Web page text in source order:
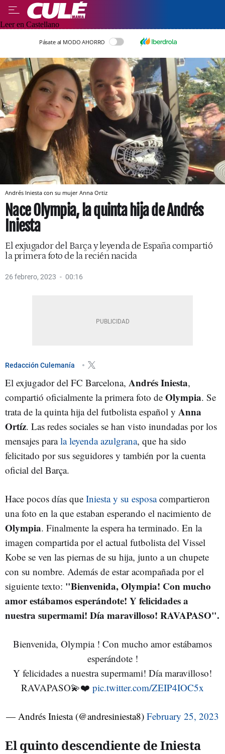
Leer en Castellano
Pásate al MODO AHORRO
Andrés Iniesta con su mujer Anna Ortiz
Nace Olympia, la quinta hija de Andrés
Iniesta
El exjugador del Barça y leyenda de España compartió
la primera foto de la recién nacida
26 febrero, 2023 00:16
Redacción Culemanía
El exjugador del FC Barcelona, Andrés Iniesta,
compartió oficialmente la primera foto de Olympia. Se
trata de la quinta hija del futbolista español y Anna
Ortíz. Las redes sociales se han visto inundadas por los
mensajes parala leyenda azulgrana, que ha sido
felicitado por sus seguidores y también por la cuenta
oficial del Barça.
Hace pocos días que Iniesta y su esposacompartieron
una foto en la que estaban esperando el nacimiento de
Olympia. Finalmente la espera ha terminado. En la
imagen compartida por el actual futbolista del Vissel
Kobe se ven las piernas de su hija, junto a un chupete
con su nombre. Además de estar acompañada por el
siguiente texto: "Bienvenida, Olympia! Con mucho
amor estábamos esperándote! Y felicidades a
nuestra supermami! Día maravilloso! RAVAPASO".
Bienvenida, Olympia ! Con mucho amor estábamos
esperándote !
Y felicidades a nuestra supermami! Día maravilloso!
RAVAPASO💫❤️ pic.twitter.com/ZEIP4IOC5x
— Andrés Iniesta (@andresiniesta8) February 25, 2023
El quinto descendiente de Iniesta